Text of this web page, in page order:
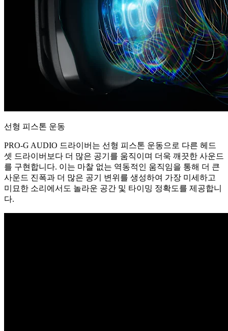
선형 피스톤 운동
PRO-G AUDIO 드라이버는 선형 피스톤 운동으로 다른 헤드
셋 드라이버보다 더 많은 공기를 움직이며 더욱 깨끗한 사운드
를 구현합니다. 이는 마찰 없는 역동적인 움직임을 통해 더 큰
사운드 진폭과 더 많은 공기 변위를 생성하여 가장 미세하고
미묘한 소리에서도 놀라운 공간 및 타이밍 정확도를 제공합니
다.